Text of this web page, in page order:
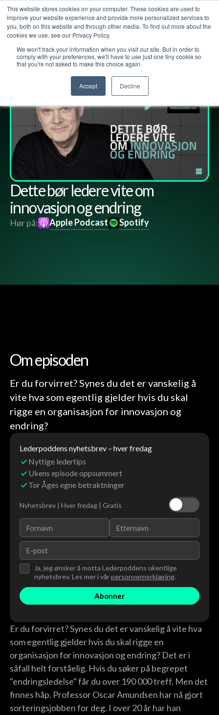
This website stores cookies on your computer. These cookies are used to
improve your website experience and provide more personalized services to
you, both on this website and through other media. To find out more about the
cookies we use, see our Privacy Policy.
We won't track your information when you visit our site. But in order to
comply with your preferences, we'll have to use just one tiny cookie so
that you're not asked to make this choice again.
Accept Decline
Lederpodden 17des2021 99 Del
Dette bør ledere vite om
innovasjon og endring
Hør på: Apple Podcast Spotify
Om episoden
Er du forvirret? Synes du det er vanskelig å
vite hva som egentlig gjelder hvis du skal
rigge en organisasjon for innovasjon og
endring?
Lederpoddens nyhetsbrev – hver fredag
Nyttige ledertips
Ukens episode oppsummert
Tor Åges egne betraktninger
Nyhetsbrev | Hver fredag | Gratis
Ja, jeg ønsker å motta Lederpoddens ukentlige
nyhetsbrev. Les mer i vårpersonvernerklæring.
Er du forvirret? Synes du det er vanskelig å vite hva
som egentlig gjelder hvis du skal rigge en
organisasjon for innovasjon og endring? Det er i
såfall helt forståelig. Hvis du søker på begrepet
"endringsledelse" får du over 190 000 treff. Men det
finnes håp. Professor Oscar Amundsen har nå gjort
sorteringsjobben for deg. I over 20 år har han